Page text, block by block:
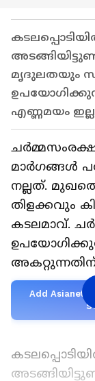
മൃദുലതയും
എണ്ണമയം
മാർ​ഗങ്ങൾ
നല്ലത്.
തിളക്കവും
കടലമാവ്.
Add